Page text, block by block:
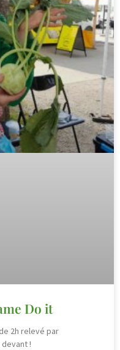
Do it
2h relevé par
devant !